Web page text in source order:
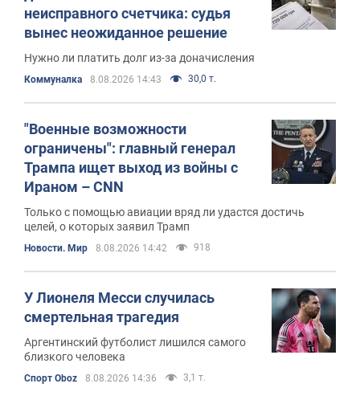
неисправного счетчика: судья
вынес неожиданное решение
Нужно ли платить долг из-за доначисления
Коммуналка 8.08.2026 14:43 30,0 т.
"Военные возможности
ограничены": главный генерал
Трампа ищет выход из войны с
Ираном – CNN
Только с помощью авиации вряд ли удастся достичь
целей, о которых заявил Трамп
Новости. Мир 8.08.2026 14:42 918
У Лионеля Месси случилась
смертельная трагедия
Аргентинский футболист лишился самого
близкого человека
Спорт Oboz 8.08.2026 14:36 3,1 т.